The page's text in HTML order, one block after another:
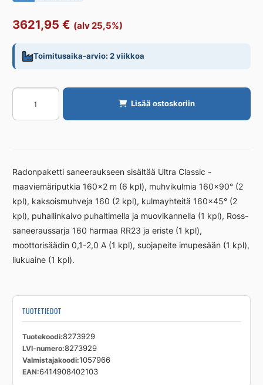
3621,95 € (alv 25,5%)
Toimitusaika-arvio: 2 viikkoa
Saneerauspaketti
UPONOR
RADON
MUOVIKANNELLA
Lisää ostoskoriin
Radonpaketti saneeraukseen sisältää Ultra Classic -
maaviemäriputkia 160×2 m (6 kpl), muhvikulmia 160×90° (2
kpl), kaksoismuhveja 160 (2 kpl), kulmayhteitä 160×45° (2
kpl), puhallinkaivo puhaltimella ja muovikannella (1 kpl), Ross-
saneeraussarja 160 harmaa RR23 ja eriste (1 kpl),
moottorisäädin 0,1-2,0 A (1 kpl), suojapeite imupesään (1 kpl),
liukuaine (1 kpl).
TUOTETIEDOT
Tuotekoodi 8273929
LVI-numero 8273929
Valmistajakoodi 1057966
EAN 6414908402103